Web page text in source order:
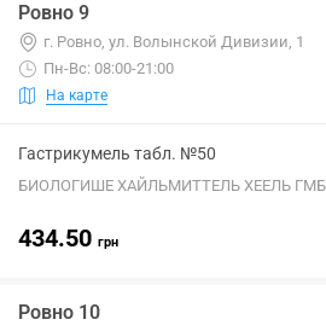
Ровно 9
г. Ровно, ул. Волынской Дивизии, 1
Пн-Вс: 08:00-21:00
На карте
Гастрикумель табл. №50
БИОЛОГИШЕ ХАЙЛЬМИТТЕЛЬ ХЕЕЛЬ
434.50 грн
Ровно 10